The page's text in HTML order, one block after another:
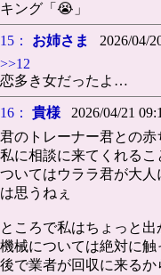
キング「😭」
15： お姉さま 2026/04/
>>12
恋多き女だったよ…
16： 貴様 2026/04/21
君のトレーナー君との赤
私に相談に来てくれる
ついてはウララ君が大
は思うねぇ
ところで私はちょっと
機械については絶対に
後で業者が回収に来る